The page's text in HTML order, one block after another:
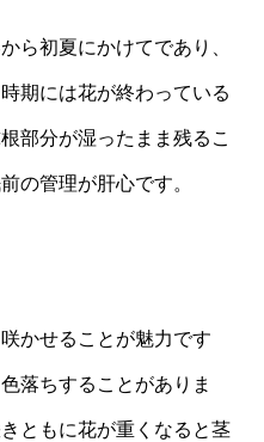
ら初夏にかけてであり、
期には花が終わっている
部分が湿ったまま残るこ
の管理が肝心です。
かせることが魅力です
落ちすることがありま
ともに花が重くなると茎